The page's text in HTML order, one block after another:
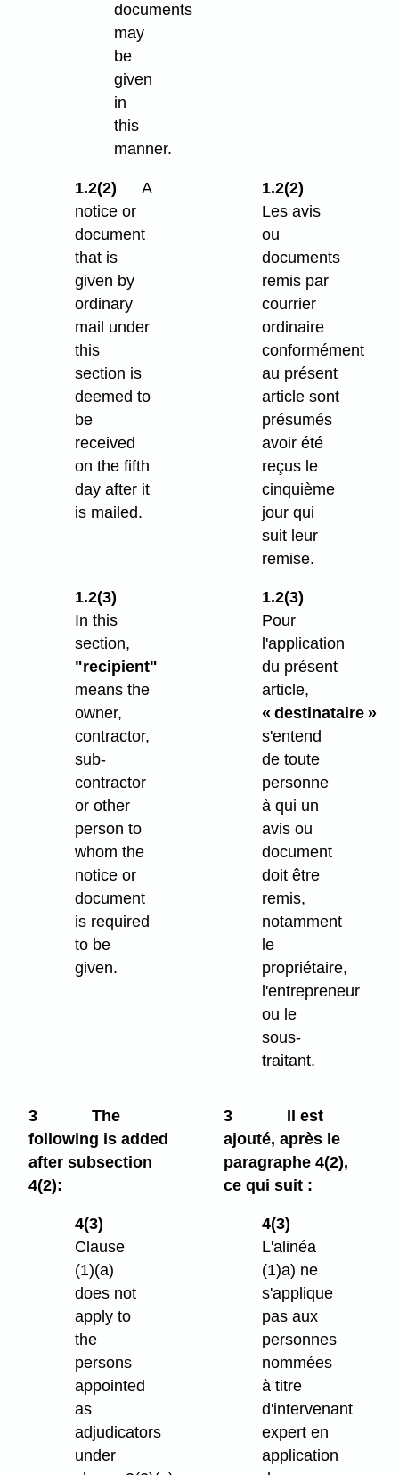
documents
may
be
given
in
this
manner.
1.2(2)
A
notice or
document
that is
given by
ordinary
mail under
this
section is
deemed to
be
received
on the fifth
day after it
is mailed.
1.2(2)
Les avis
ou
documents
remis par
courrier
ordinaire
conformément
au présent
article sont
présumés
avoir été
reçus le
cinquième
jour qui
suit leur
remise.
1.2(3)
In this
section,
"recipient"
means the
owner,
contractor,
sub-
contractor
or other
person to
whom the
notice or
document
is required
to be
given.
1.2(3)
Pour
l'application
du présent
article,
« destinataire »
s'entend
de toute
personne
à qui un
avis ou
document
doit être
remis,
notamment
le
propriétaire,
l'entrepreneur
ou le
sous-
traitant.
3
The
following is added
after subsection
4(2):
3
Il est
ajouté, après le
paragraphe 4(2),
ce qui suit :
4(3)
Clause
(1)⁠(a)
does not
apply to
the
persons
appointed
as
adjudicators
under
4(3)
L'alinéa
(1)a) ne
s'applique
pas aux
personnes
nommées
à titre
d'intervenant
expert en
application